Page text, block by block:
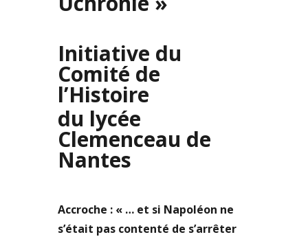
Initiative du
Comité de
l’Histoire
du lycée
Clemenceau de
Nantes
Accroche : « … et si Napoléon ne
s’était pas contenté de s’arrêter